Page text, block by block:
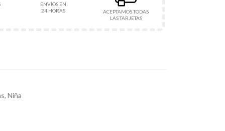
ENVÍOS EN
24 HORAS
ACEPTAMOS TODAS
LAS TARJETAS
, Niña